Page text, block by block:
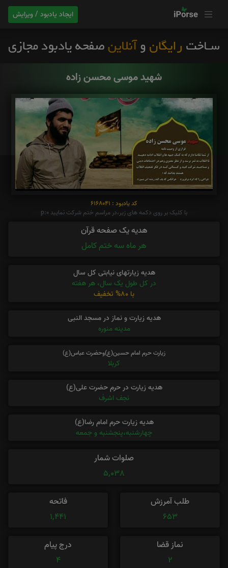
ایجاد یادبود / ویرایش
شهید موسی محسن زاده
کد یادبود : 6168041
با کلیک بر روی دکمه های زیر،در مراسم ختم شرکت نمایید p:0
هدیه یک صفحه قرآن
هر ماه سه ختم کامل
هدیه زیارتهای نیابتی کل سال
در کل طول یک سال، هر هفته
با 80% تخفیف
هدیه زیارت و نماز در مسجد النبی
مدینه منوره
زیارت حرم امام حسین(ع)وحضرت عباس(ع)
کربلا
هدیه زیارت در حرم حضرت علی(ع)
نجف اشرف
هدیه زیارت حرم امام رضا(ع)
چهارشنبه،پنجشنبه و جمعه
صلوات شمار
5,038
طلب آمرزش
653
فاتحه
1,441
نماز قضا
2
درج پیام
4